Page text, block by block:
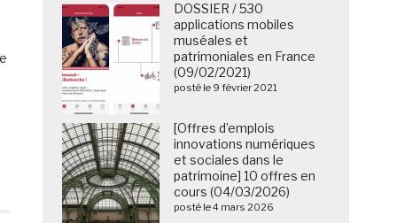
DOSSIER / 530
applications mobiles
muséales et
patrimoniales en France
(09/02/2021)
posté le 9 février 2021
[Offres d’emplois
innovations numériques
et sociales dans le
patrimoine] 10 offres en
cours (04/03/2026)
posté le 4 mars 2026